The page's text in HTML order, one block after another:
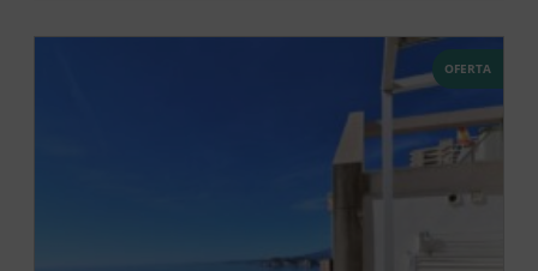
OFERTA